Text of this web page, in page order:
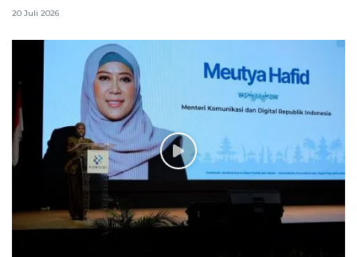
20 Juli 2026